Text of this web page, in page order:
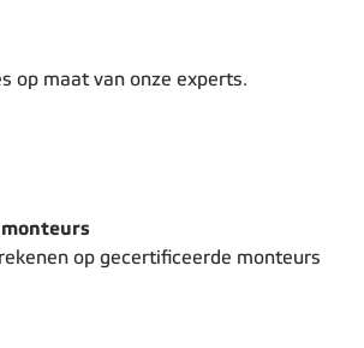
op maat van onze experts.
op gecertificeerde monteurs